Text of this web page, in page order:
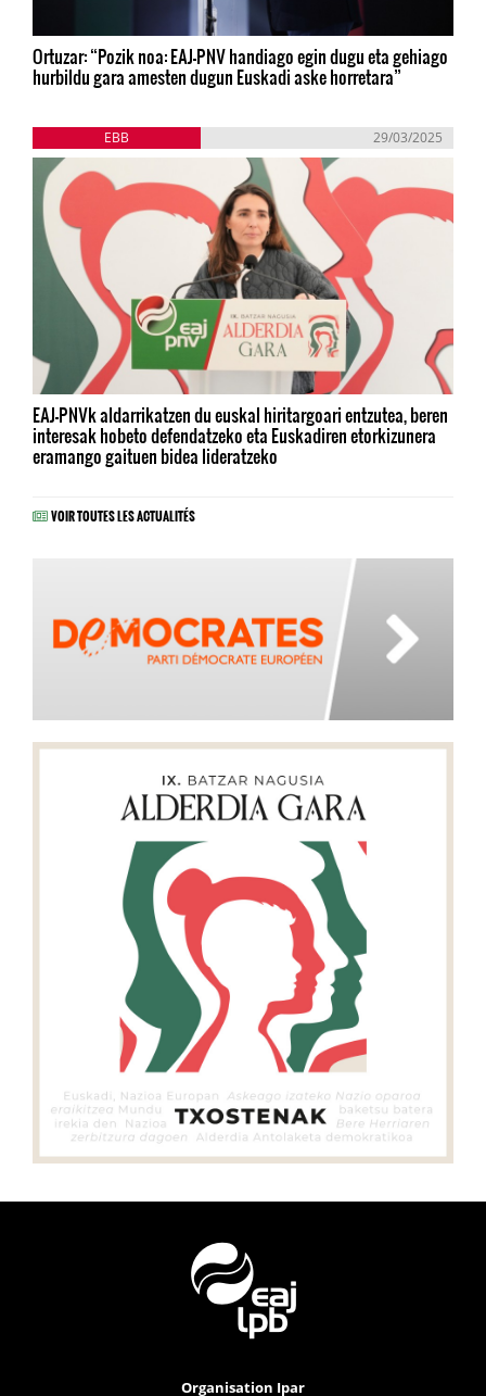
Ortuzar: “Pozik noa: EAJ-PNV handiago egin dugu eta gehiago
hurbildu gara amesten dugun Euskadi aske horretara”
EBB 29/03/2025
EAJ-PNVk aldarrikatzen du euskal hiritargoari entzutea, beren
interesak hobeto defendatzeko eta Euskadiren etorkizunera
eramango gaituen bidea lideratzeko
VOIR TOUTES LES ACTUALITÉS
Organisation Ipar